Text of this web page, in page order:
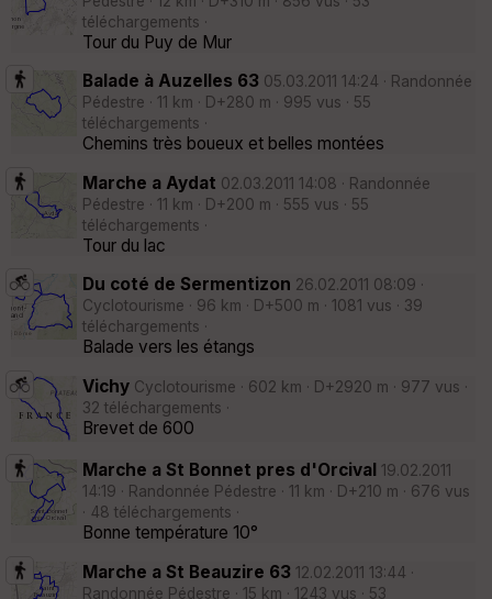
téléchargements ·
Tour du Puy de Mur
Balade à Auzelles 63 05.03.2011 14:24 · Randonnée
Pédestre · 11 km · D+280 m · 995 vus · 55
téléchargements ·
Chemins très boueux et belles montées
Marche a Aydat 02.03.2011 14:08 · Randonnée
Pédestre · 11 km · D+200 m · 555 vus · 55
téléchargements ·
Tour du lac
Du coté de Sermentizon 26.02.2011 08:09 ·
Cyclotourisme · 96 km · D+500 m · 1081 vus · 39
téléchargements ·
Balade vers les étangs
Vichy Cyclotourisme · 602 km · D+2920 m · 977 vus ·
32 téléchargements ·
Brevet de 600
Marche a St Bonnet pres d'Orcival 19.02.2011
14:19 · Randonnée Pédestre · 11 km · D+210 m · 676 vus
· 48 téléchargements ·
Bonne température 10°
Marche a St Beauzire 63 12.02.2011 13:44 ·
Randonnée Pédestre · 15 km · 1243 vus · 53